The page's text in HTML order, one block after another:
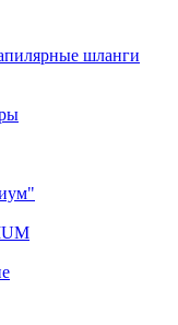
шланги